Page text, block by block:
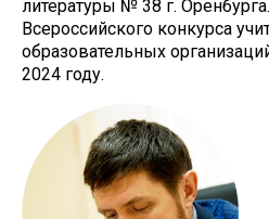
литературы № 38 г.
Всероссийского конкурса
образовательных
2024 году.